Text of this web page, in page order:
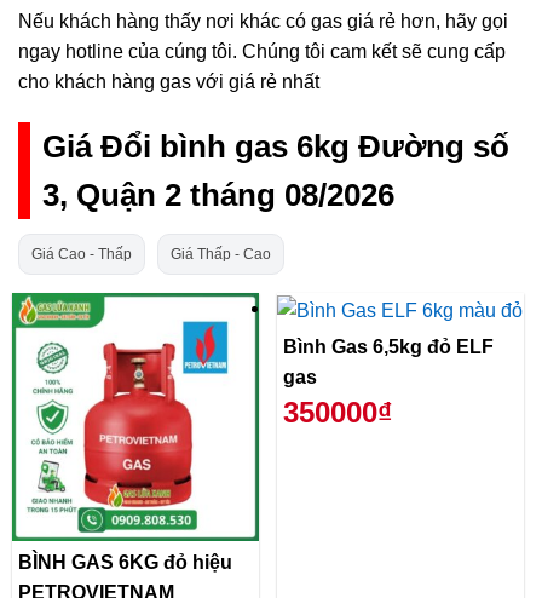
Nếu khách hàng thấy nơi khác có gas giá rẻ hơn, hãy gọi
ngay hotline của cúng tôi. Chúng tôi cam kết sẽ cung cấp
cho khách hàng gas với giá rẻ nhất
Giá Đổi bình gas 6kg Đường số
3, Quận 2 tháng 08/2026
Giá Cao - Thấp Giá Thấp - Cao
BÌNH GAS 6KG đỏ hiệu
PETROVIETNAM
Bình Gas 6,5kg đỏ ELF
gas
350000₫